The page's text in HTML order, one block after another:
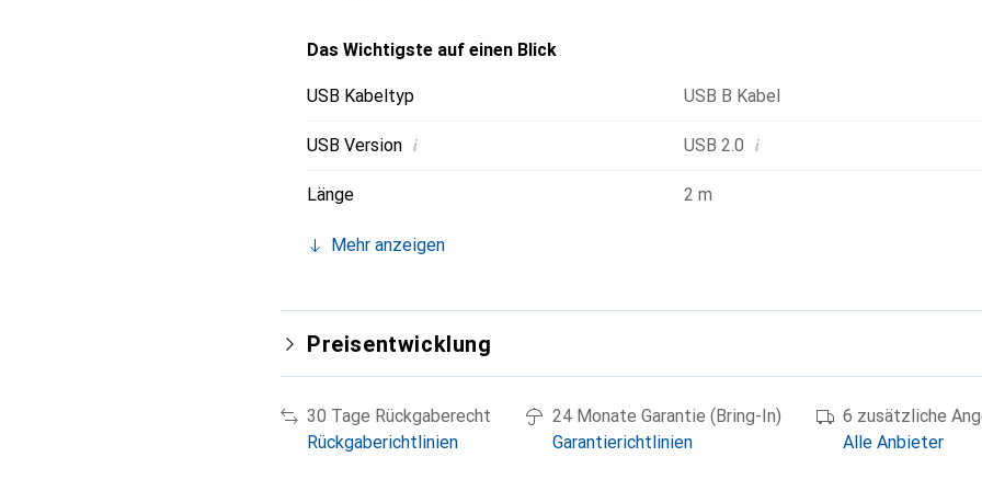
Das Wichtigste auf einen Blick
USB Kabeltyp USB B Kabel
USB Version i USB 2.0 i
Länge 2 m
Mehr anzeigen
Preisentwicklung
30 Tage Rückgaberecht
Rückgaberichtlinien
24 Monate Garantie (Bring-In)
Garantierichtlinien
6 zusätzliche
Alle Anbieter